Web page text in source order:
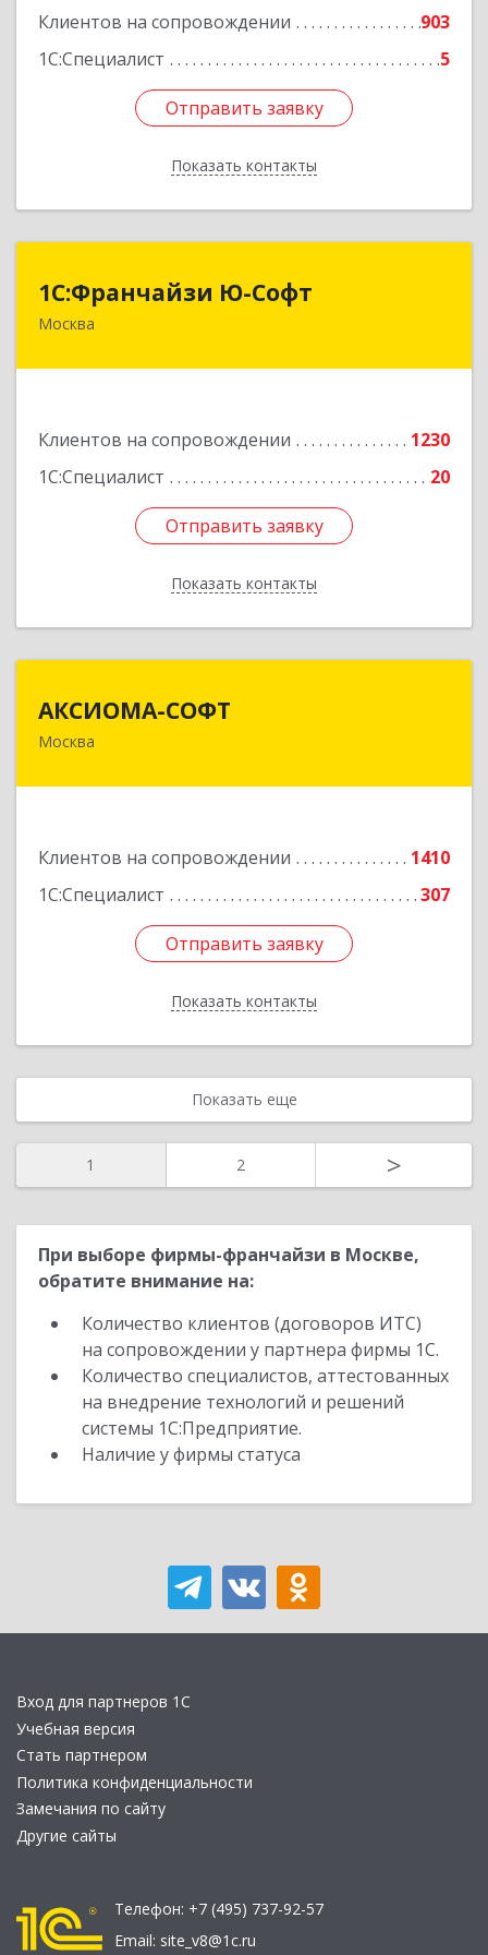
Клиентов на сопровождении
903
1С:Специалист
5
Отправить заявку
Показать контакты
Отправить заявку
Назад
1С:Франчайзи Ю-Софт
Москва
Клиентов на сопровождении
1230
1С:Специалист
20
Отправить заявку
Показать контакты
1С:Франчайзи Ю-Софт
117149, Москва г, вн.тер.г. муниципальный
Отправить заявку
Назад
АКСИОМА-СОФТ
Москва
Клиентов на сопровождении
1410
1С:Специалист
307
Отправить заявку
Показать контакты
105066, Москва г, вн.тер.г. муниципальный
Подробнее
Отправить заявку
Назад
Показать еще
1 2 >
При выборе фирмы-франчайзи в Москве,
обратите внимание на:
Количество клиентов (договоров ИТС)
на сопровождении у партнера фирмы 1С.
Количество специалистов, аттестованных
на внедрение технологий и решений
системы 1С:Предприятие.
Наличие у фирмы статуса
Вход для партнеров 1С
Учебная версия
Стать партнером
Политика конфиденциальности
Замечания по сайту
Другие сайты
Телефон: +7 (495) 737-92-57
Email: site_v8@1c.ru